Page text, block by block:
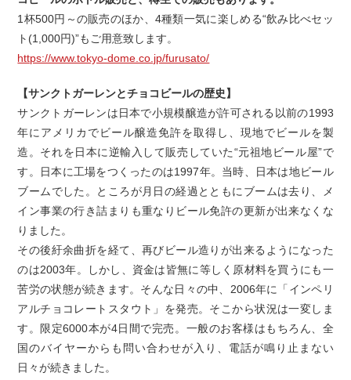
1杯500円～の販売のほか、4種類一気に楽しめる“飲み比べセッ
ト(1,000円)”もご用意致します。
https://www.tokyo-dome.co.jp/furusato/
【サンクトガーレンとチョコビールの歴史】
サンクトガーレンは日本で小規模醸造が許可される以前の1993
年にアメリカでビール醸造免許を取得し、現地でビールを製
造。それを日本に逆輸入して販売していた“元祖地ビール屋”で
す。日本に工場をつくったのは1997年。当時、日本は地ビール
ブームでした。ところが月日の経過とともにブームは去り、メ
イン事業の行き詰まりも重なりビール免許の更新が出来なくな
りました。
その後紆余曲折を経て、再びビール造りが出来るようになった
のは2003年。しかし、資金は皆無に等しく原材料を買うにも一
苦労の状態が続きます。そんな日々の中、2006年に「インペリ
アルチョコレートスタウト」を発売。そこから状況は一変しま
す。限定6000本が4日間で完売。一般のお客様はもちろん、全
国のバイヤーからも問い合わせが入り、電話が鳴り止まない
日々が続きました。